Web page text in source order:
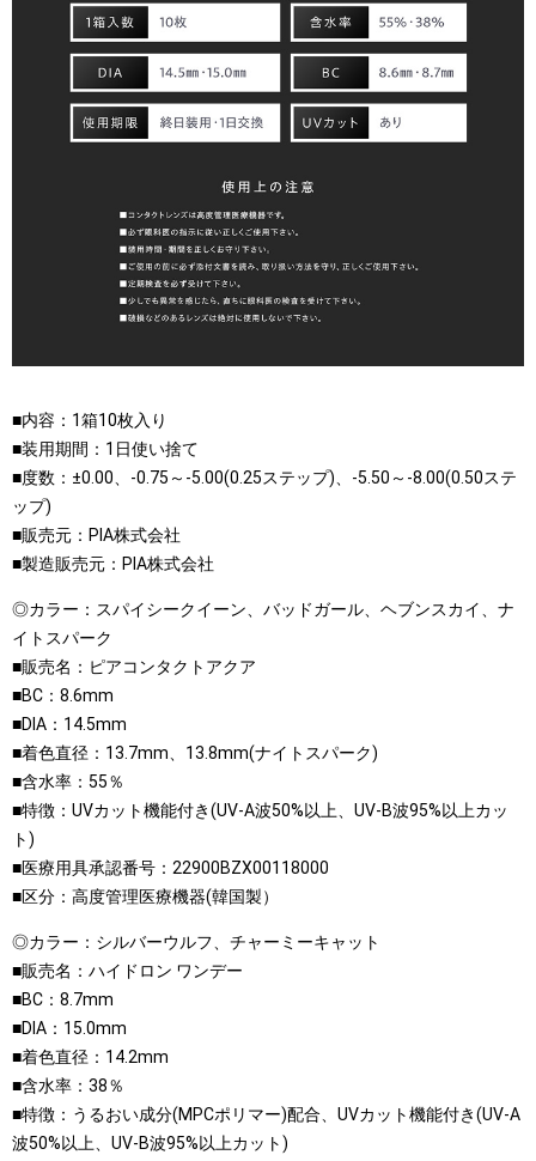
■内容：1箱10枚入り
■装用期間：1日使い捨て
■度数：±0.00、-0.75～-5.00(0.25ステップ)、-5.50～-8.00(0.50ステ
ップ)
■販売元：PIA株式会社
■製造販売元：PIA株式会社
◎カラー：スパイシークイーン、バッドガール、ヘブンスカイ、ナ
イトスパーク
■販売名：ピアコンタクトアクア
■BC：8.6mm
■DIA：14.5mm
■着色直径：13.7mm、13.8mm(ナイトスパーク)
■含水率：55％
■特徴：UVカット機能付き(UV-A波50%以上、UV-B波95%以上カッ
ト)
■医療用具承認番号：22900BZX00118000
■区分：高度管理医療機器(韓国製）
◎カラー：シルバーウルフ、チャーミーキャット
■販売名：ハイドロン ワンデー
■BC：8.7mm
■DIA：15.0mm
■着色直径：14.2mm
■含水率：38％
■特徴：うるおい成分(MPCポリマー)配合、UVカット機能付き(UV-A
波50%以上、UV-B波95%以上カット)